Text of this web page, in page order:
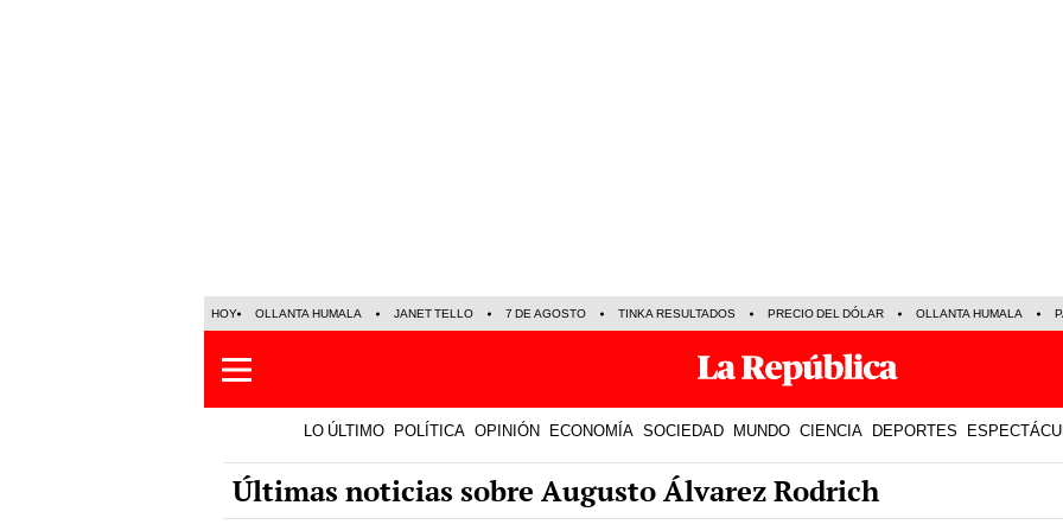
HOY OLLANTA HUMALA JANET TELLO 7 DE AGOSTO TINKA RESULTADOS PRECIO DEL DÓLAR OLLANTA HUMALA
LO ÚLTIMO POLÍTICA OPINIÓN ECONOMÍA SOCIEDAD MUNDO CIENCIA DEPORTES
Últimas noticias sobre Augusto Álvarez Rodrich